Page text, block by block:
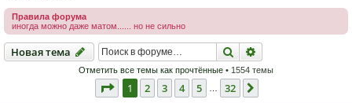
Правила форума
иногда можно даже матом...... но не сильно
Новая тема
Новаятема Поиск
Отметить все темы как прочтённые • 1554 темы
Страница из 32
1 2 3 4 5 32